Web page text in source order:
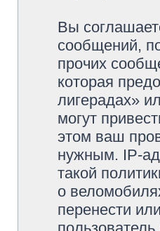
Вы
сообщений,
прочих
которая
лигерадах»
могут
этом ваш
нужным. IP-
такой
о
перенести